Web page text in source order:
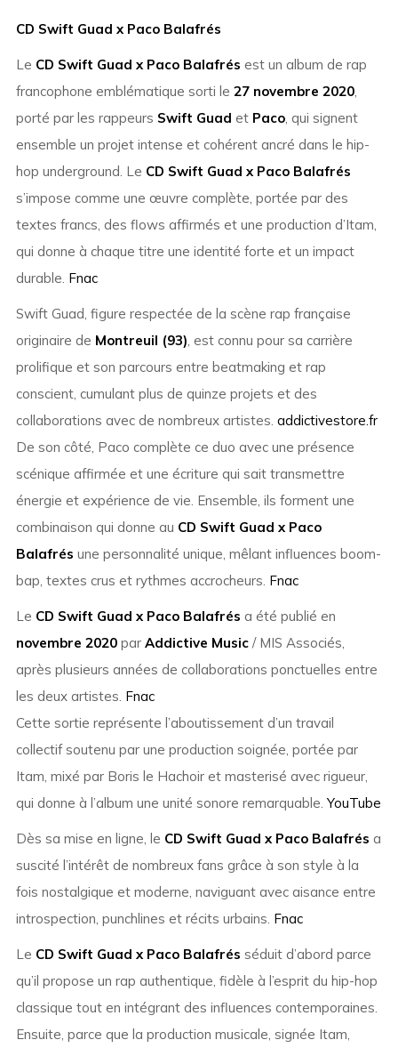
CD Swift Guad x Paco Balafrés
Le CD Swift Guad x Paco Balafrés est un album de rap
francophone emblématique sorti le 27 novembre 2020,
porté par les rappeurs Swift Guad et Paco, qui signent
ensemble un projet intense et cohérent ancré dans le hip-
hop underground. Le CD Swift Guad x Paco Balafrés
s’impose comme une œuvre complète, portée par des
textes francs, des flows affirmés et une production d’Itam,
qui donne à chaque titre une identité forte et un impact
durable. Fnac
Swift Guad, figure respectée de la scène rap française
originaire de Montreuil (93), est connu pour sa carrière
prolifique et son parcours entre beatmaking et rap
conscient, cumulant plus de quinze projets et des
collaborations avec de nombreux artistes. addictivestore.fr
De son côté, Paco complète ce duo avec une présence
scénique affirmée et une écriture qui sait transmettre
énergie et expérience de vie. Ensemble, ils forment une
combinaison qui donne au CD Swift Guad x Paco
Balafrés une personnalité unique, mêlant influences boom-
bap, textes crus et rythmes accrocheurs. Fnac
Le CD Swift Guad x Paco Balafrés a été publié en
novembre 2020par Addictive Music/ MIS Associés,
après plusieurs années de collaborations ponctuelles entre
les deux artistes. Fnac
Cette sortie représente l’aboutissement d’un travail
collectif soutenu par une production soignée, portée par
Itam, mixé par Boris le Hachoir et masterisé avec rigueur,
qui donne à l’album une unité sonore remarquable. YouTube
Dès sa mise en ligne, le CD Swift Guad x Paco Balafrés a
suscité l’intérêt de nombreux fans grâce à son style à la
fois nostalgique et moderne, naviguant avec aisance entre
introspection, punchlines et récits urbains. Fnac
Le CD Swift Guad x Paco Balafrés séduit d’abord parce
qu’il propose un rap authentique, fidèle à l’esprit du hip-hop
classique tout en intégrant des influences contemporaines.
Ensuite, parce que la production musicale, signée Itam,